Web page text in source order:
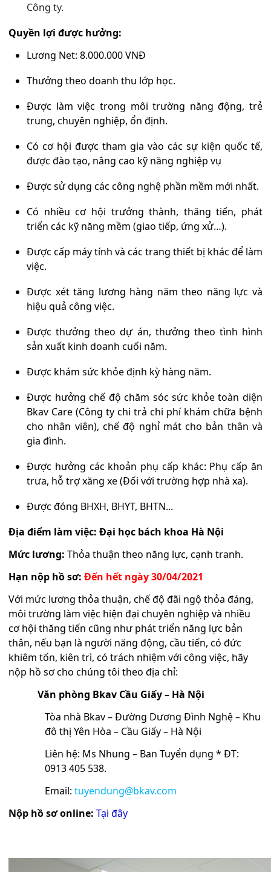
Công ty.
Quyền lợi được hưởng:
Lương Net: 8.000.000 VNĐ
Thưởng theo doanh thu lớp học.
Được làm việc trong môi trường năng động, trẻ
trung, chuyên nghiệp, ổn định.
Có cơ hội được tham gia vào các sự kiện quốc tế,
được đào tạo, nâng cao kỹ năng nghiệp vụ
Được sử dụng các công nghệ phần mềm mới nhất.
Có nhiều cơ hội trưởng thành, thăng tiến, phát
triển các kỹ năng mềm (giao tiếp, ứng xử…).
Được cấp máy tính và các trang thiết bị khác để làm
việc.
Được xét tăng lương hàng năm theo năng lực và
hiệu quả công việc.
Được thưởng theo dự án, thưởng theo tình hình
sản xuất kinh doanh cuối năm.
Được khám sức khỏe định kỳ hàng năm.
Được hưởng chế độ chăm sóc sức khỏe toàn diện
Bkav Care (Công ty chi trả chi phí khám chữa bệnh
cho nhân viên), chế độ nghỉ mát cho bản thân và
gia đình.
Được hưởng các khoản phụ cấp khác: Phụ cấp ăn
trưa, hỗ trợ xăng xe (Đối với trường hợp nhà xa).
Được đóng BHXH, BHYT, BHTN...
Địa điểm làm việc: Đại học bách khoa Hà Nội
Mức lương: Thỏa thuận theo năng lực, cạnh tranh.
Hạn nộp hồ sơ: Đến hết ngày 30/04/2021
Với mức lương thỏa thuận, chế độ đãi ngộ thỏa đáng,
môi trường làm việc hiện đại chuyên nghiệp và nhiều
cơ hội thăng tiến cũng như phát triển năng lực bản
thân, nếu bạn là người năng động, cầu tiến, có đức
khiêm tốn, kiên trì, có trách nhiệm với công việc, hãy
nộp hồ sơ cho chúng tôi theo địa chỉ:
Văn phòng Bkav Cầu Giấy – Hà Nội
Tòa nhà Bkav – Đường Dương Đình Nghệ – Khu
đô thị Yên Hòa – Cầu Giấy – Hà Nội
Liên hệ: Ms Nhung – Ban Tuyển dụng * ĐT:
0913 405 538.
Email: tuyendung@bkav.com
Nộp hồ sơ online: Tại đây